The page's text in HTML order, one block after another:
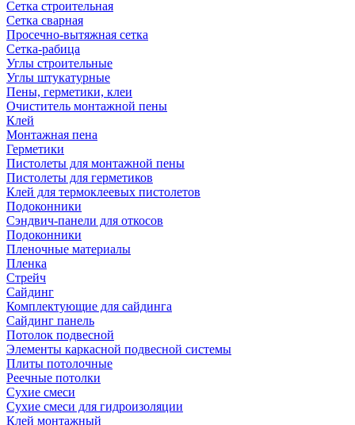
Сетка строительная
Сетка сварная
Просечно-вытяжная сетка
Сетка-рабица
Углы строительные
Углы штукатурные
Пены, герметики, клеи
Очиститель монтажной пены
Клей
Монтажная пена
Герметики
Пистолеты для монтажной пены
Пистолеты для герметиков
Клей для термоклеевых пистолетов
Подоконники
Сэндвич-панели для откосов
Подоконники
Пленочные материалы
Пленка
Стрейч
Сайдинг
Комплектующие для сайдинга
Сайдинг панель
Потолок подвесной
Элементы каркасной подвесной системы
Плиты потолочные
Реечные потолки
Сухие смеси
Сухие смеси для гидроизоляции
Клей монтажный